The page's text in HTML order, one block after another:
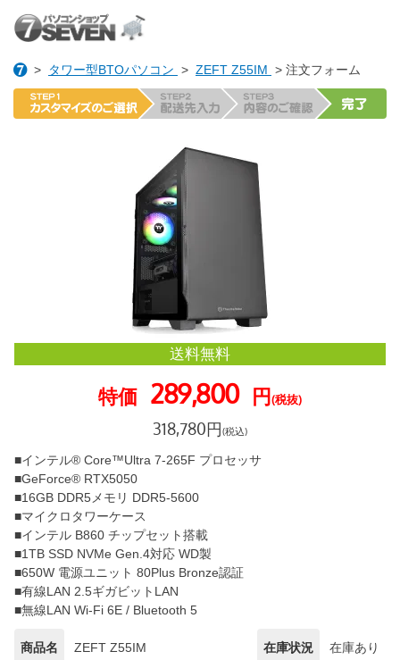
> タワー型BTOパソコン > ZEFT Z55IM > 注文フォーム
送料無料
特価 289,800 円(税抜)
318,780円(税込)
■インテル® Core™Ultra 7-265F プロセッサ
■GeForce® RTX5050
■16GB DDR5メモリ DDR5-5600
■マイクロタワーケース
■インテル B860 チップセット搭載
■1TB SSD NVMe Gen.4対応 WD製
■650W 電源ユニット 80Plus Bronze認証
■有線LAN 2.5ギガビットLAN
■無線LAN Wi-Fi 6E / Bluetooth 5
商品名 ZEFT Z55IM 在庫状況 在庫あり